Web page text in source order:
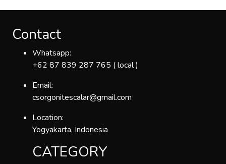
Contact
Whatsapp:
+62 87 839 287 765 ( local )
Email:
csorgonitescalar@gmail.com
Location:
Yogyakarta, Indonesia
CATEGORY